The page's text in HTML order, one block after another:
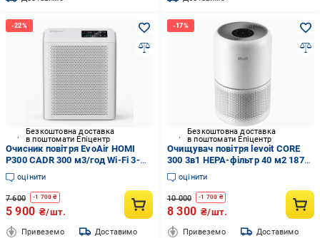
Безкоштовна доставка
в поштомати Епіцентр
Очисник повітря EvoAir HOMI
P300 CADR 300 м3/год Wi-Fi 3-
ступінчаста фільтрація True
HEPA H13/вугілля/УФ-лампа
іонізація (2766886066)
оцінити
7 600 -1 700 ₴
5 900 ₴/шт.
Привеземо Доставимо
Безкоштовна доставка
в поштомати Епіцентр
Очищувач повітря levoit CORE
300 3в1 HEPA-фільтр 40 м2 187
м3/год White (70448)
оцінити
10 000 -1 700 ₴
8 300 ₴/шт.
Привеземо Доставимо